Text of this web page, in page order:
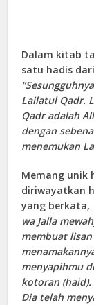
Dalam kitab
satu hadis
Lailatul Qadr.
Qadr adalah
dengan
menemukan
Memang unik
diriwayatkan
yang berkata,
wa Jalla
membuat
menyapihmu
kotoran (haid).
Dia telah